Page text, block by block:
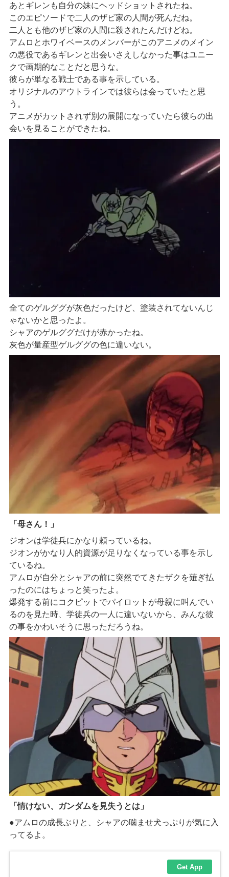
あとギレンも自分の妹にヘッドショットされたね。
このエピソードで二人のザビ家の人間が死んだね。
二人とも他のザビ家の人間に殺されたんだけどね。
アムロとホワイベースのメンバーがこのアニメのメイン
の悪役であるギレンと出会いさえしなかった事はユニー
クで画期的なことだと思うな。
彼らが単なる戦士である事を示している。
オリジナルのアウトラインでは彼らは会っていたと思
う。
アニメがカットされず別の展開になっていたら彼らの出
会いを見ることができたね。
全てのゲルググが灰色だったけど、塗装されてないんじ
ゃないかと思ったよ。
シャアのゲルググだけが赤かったね。
灰色が量産型ゲルググの色に違いない。
「母さん！」
ジオンは学徒兵にかなり頼っているね。
ジオンがかなり人的資源が足りなくなっている事を示し
ているね。
アムロが自分とシャアの前に突然でてきたザクを薙ぎ払
ったのにはちょっと笑ったよ。
爆発する前にコクピットでパイロットが母親に叫んでい
るのを見た時、学徒兵の一人に違いないから、みんな彼
の事をかわいそうに思っただろうね。
「情けない、ガンダムを見失うとは」
●アムロの成長ぶりと、シャアの噛ませ犬っぷりが気に入
ってるよ。